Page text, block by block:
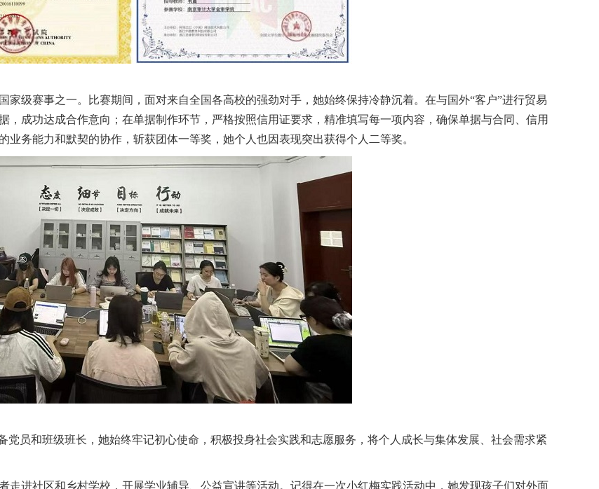
家级赛事之一。比赛期间，面对来自全国各高校的强劲对手， 她始终保持冷静沉着。在与国外“客户”进行贸易
成功达成合作意向；在单据制作环节，严格按照信用证要求，精准填写每一项内容，确保单据与合同、信用
业务能力和默契的协作，斩获团体一等奖， 她个人也因表现突出获得个人二等奖。
党员和班级班长， 她始终牢记初心使命，积极投身社会实践和志愿服务，将个人成长与集体发展、社会需求紧
走进社区和乡村学校，开展学业辅导、公益宣讲等活动。记得在一次小红梅实践活动中， 她发现孩子们对外面